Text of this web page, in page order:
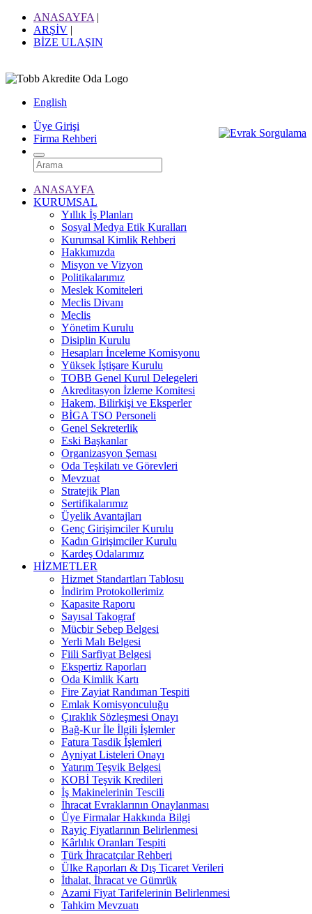
ANASAYFA |
ARŞİV |
BİZE ULAŞIN
English
Üye Girişi
Firma Rehberi
ANASAYFA
KURUMSAL
Yıllık İş Planları
Sosyal Medya Etik Kuralları
Kurumsal Kimlik Rehberi
Hakkımızda
Misyon ve Vizyon
Politikalarımız
Meslek Komiteleri
Meclis Divanı
Meclis
Yönetim Kurulu
Disiplin Kurulu
Hesapları İnceleme Komisyonu
Yüksek İştişare Kurulu
TOBB Genel Kurul Delegeleri
Akreditasyon İzleme Komitesi
Hakem, Bilirkişi ve Eksperler
BİGA TSO Personeli
Genel Sekreterlik
Eski Başkanlar
Organizasyon Şeması
Oda Teşkilatı ve Görevleri
Mevzuat
Stratejik Plan
Sertifikalarımız
Üyelik Avantajları
Genç Girişimciler Kurulu
Kadın Girişimciler Kurulu
Kardeş Odalarımız
HİZMETLER
Hizmet Standartları Tablosu
İndirim Protokollerimiz
Kapasite Raporu
Sayısal Takograf
Mücbir Sebep Belgesi
Yerli Malı Belgesi
Fiili Sarfiyat Belgesi
Ekspertiz Raporları
Oda Kimlik Kartı
Fire Zayiat Randıman Tespiti
Emlak Komisyonculuğu
Çıraklık Sözleşmesi Onayı
Bağ-Kur İle İlgili İşlemler
Fatura Tasdik İşlemleri
Ayniyat Listeleri Onayı
Yatırım Teşvik Belgesi
KOBİ Teşvik Kredileri
İş Makinelerinin Tescili
İhracat Evraklarının Onaylanması
Üye Firmalar Hakkında Bilgi
Rayiç Fiyatlarının Belirlenmesi
Kârlılık Oranları Tespiti
Türk İhracatçılar Rehberi
Ülke Raporları & Dış Ticaret Verileri
İthalat, İhracat ve Gümrük
Azami Fiyat Tarifelerinin Belirlenmesi
Tahkim Mevzuatı